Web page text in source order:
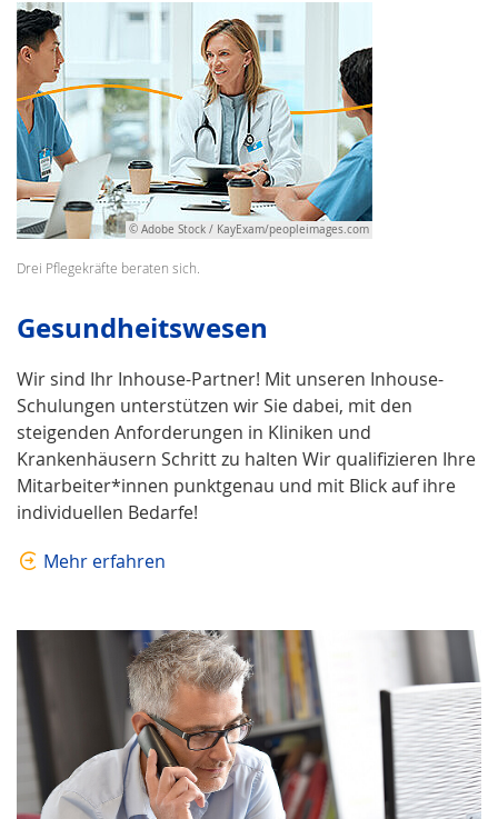
© Adobe Stock / KayExam/peopleimages.com
Drei Pflegekräfte beraten sich.
Gesundheits­wesen
Wir sind Ihr Inhouse-Partner! Mit unseren Inhouse-
Schulungen unterstützen wir Sie dabei, mit den
steigenden Anforderungen in Kliniken und
Krankenhäusern Schritt zu halten Wir qualifizieren Ihre
Mitarbeiter*innen punktgenau und mit Blick auf ihre
individuellen Bedarfe!
Mehr erfahren